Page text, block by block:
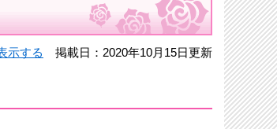
示する 掲載日：2020年10月15日更新